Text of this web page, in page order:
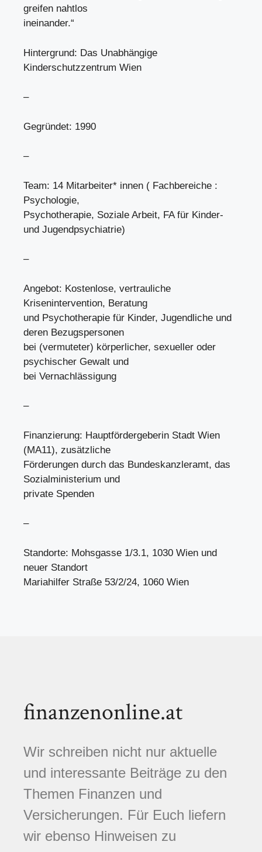
greifen nahtlos
ineinander.“
Hintergrund: Das Unabhängige
Kinderschutzzentrum Wien
–
Gegründet: 1990
–
Team: 14 Mitarbeiter* innen ( Fachbereiche :
Psychologie,
Psychotherapie, Soziale Arbeit, FA für Kinder-
und Jugendpsychiatrie)
–
Angebot: Kostenlose, vertrauliche
Krisenintervention, Beratung
und Psychotherapie für Kinder, Jugendliche und
deren Bezugspersonen
bei (vermuteter) körperlicher, sexueller oder
psychischer Gewalt und
bei Vernachlässigung
–
Finanzierung: Hauptfördergeberin Stadt Wien
(MA11), zusätzliche
Förderungen durch das Bundeskanzleramt, das
Sozialministerium und
private Spenden
–
Standorte: Mohsgasse 1/3.1, 1030 Wien und
neuer Standort
Mariahilfer Straße 53/2/24, 1060 Wien
finanzenonline.at
Wir schreiben nicht nur aktuelle
und interessante Beiträge zu den
Themen Finanzen und
Versicherungen. Für Euch liefern
wir ebenso Hinweisen zu